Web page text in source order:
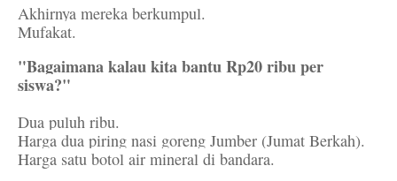
Akhirnya mereka berkumpul.
Mufakat.
"Bagaimana kalau kita bantu Rp20 ribu per
siswa?"
Dua puluh ribu.
Harga dua piring nasi goreng Jumber (Jumat Berkah).
Harga satu botol air mineral di bandara.